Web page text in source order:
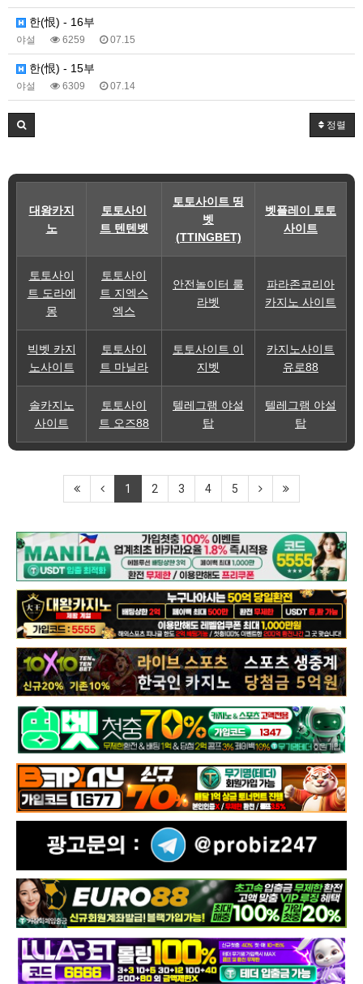
한(恨) - 16부
야설 6259 07.15
한(恨) - 15부
야설 6309 07.14
정렬
대왕카지
노
토토사이
트 텐텐벳
토토사이트 띵
벳
(TTINGBET)
벳플레이 토토
사이트
토토사이
트 도라에
몽
토토사이
트 지엑스
엑스
안전놀이터 룰
라벳
파라존코리아
카지노 사이트
빅벳 카지
노사이트
토토사이
트 마닐라
토토사이트 이
지벳
카지노사이트
유로88
솔카지노
사이트
토토사이
트 오즈88
텔레그램 야설
탑
텔레그램 야설
탑
1 2 3 4 5